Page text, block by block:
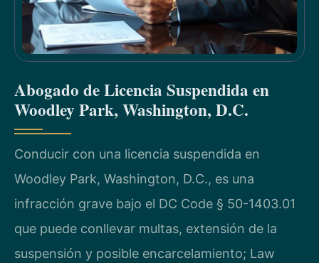
Abogado de Licencia Suspendida en
Woodley Park, Washington, D.C.
Conducir con una licencia suspendida en
Woodley Park, Washington, D.C., es una
infracción grave bajo el DC Code § 50-1403.01
que puede conllevar multas, extensión de la
suspensión y posible encarcelamiento; Law